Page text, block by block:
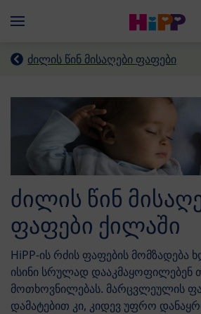
Menü
ძილის წინ მისაღები ფაფები
ძილის წინ
ფაფები ქილაში
HiPP-ის რძის ფაფების მომზადება
ისინი სრულად დააკმაყოფილებენ
მოთხოვნილებას. მარცვლეულის
დამატებით კი, კიდევ უფრო